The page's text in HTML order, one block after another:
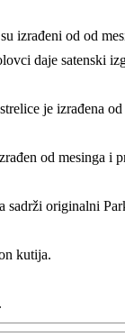
izrađeni od od
daje satenski
je izrađena
od mesinga i
sadrži originalni
kutija.